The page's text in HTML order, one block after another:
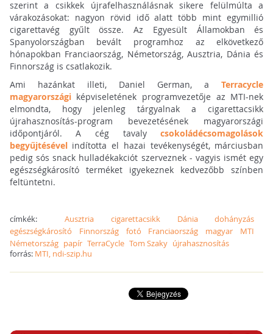
szerint a csikkek újrafelhasználásnak sikere felülmúlta a
várakozásokat: nagyon rövid idő alatt több mint egymillió
cigarettavég gyűlt össze. Az Egyesült Államokban és
Spanyolországban bevált programhoz az elkövetkező
hónapokban Franciaország, Németország, Ausztria, Dánia és
Finnország is csatlakozik.
Ami hazánkat illeti, Daniel German, aTerracycle
magyarországiképviseletének programvezetője az MTI-nek
elmondta, hogy jelenleg tárgyalnak a cigarettacsikk
újrahasznosítás-program bevezetésének magyarországi
időpontjáról. A cég tavalycsokoládécsomagolások
begyűjtésévelindította el hazai tevékenységét, márciusban
pedig sós snack hulladékakciót szerveznek - vagyis ismét egy
egészségkárosító terméket igyekeznek kedvezőbb színben
feltüntetni.
címkék:Ausztria cigarettacsikk Dánia
dohányzás
egészségkárosító
Finnország fotó Franciaország magyar
MTI
Németország papír TerraCycle Tom Szaky újrahasznosítás
forrás: MTI, ndi-szip.hu